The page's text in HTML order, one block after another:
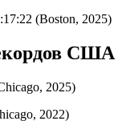
(Boston, 2025)
США
2025)
2022)